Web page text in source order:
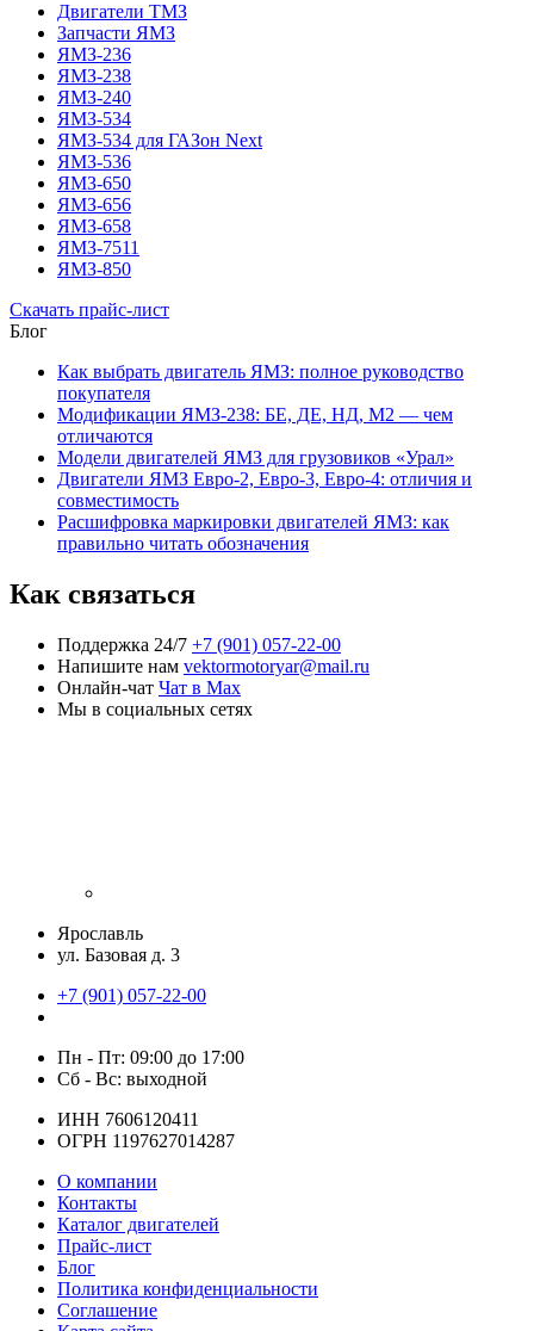
Двигатели ТМЗ
Запчасти ЯМЗ
ЯМЗ-236
ЯМЗ-238
ЯМЗ-240
ЯМЗ-534
ЯМЗ-534 для ГАЗон Next
ЯМЗ-536
ЯМЗ-650
ЯМЗ-656
ЯМЗ-658
ЯМЗ-7511
ЯМЗ-850
Скачать прайс-лист
Блог
Как выбрать двигатель ЯМЗ: полное руководство
покупателя
Модификации ЯМЗ-238: БЕ, ДЕ, НД, М2 — чем
отличаются
Модели двигателей ЯМЗ для грузовиков «Урал»
Двигатели ЯМЗ Евро-2, Евро-3, Евро-4: отличия и
совместимость
Расшифровка маркировки двигателей ЯМЗ: как
правильно читать обозначения
Как связаться
Поддержка 24/7 +7 (901) 057-22-00
Напишите нам vektormotoryar@mail.ru
Онлайн-чат Чат в Max
Мы в социальных сетях
Ярославль
ул. Базовая д. 3
+7 (901) 057-22-00
Пн - Пт: 09:00 до 17:00
Сб - Вс: выходной
ИНН 7606120411
ОГРН 1197627014287
О компании
Контакты
Каталог двигателей
Прайс-лист
Блог
Политика конфиденциальности
Соглашение